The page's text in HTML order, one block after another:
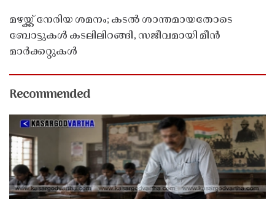
മഴയ്ക്ക് നേരിയ ശമനം; കടൽ ശാന്തമായതോടെ
ബോട്ടുകൾ കടലിലിറങ്ങി, സജീവമായി മീൻ
മാർക്കറ്റുകൾ
Recommended